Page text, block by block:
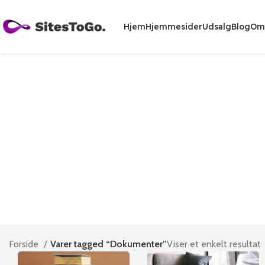
HjemHjemmesiderUdsalgBlogOm
Forside Varer tagged “Dokumenter”Viser et enkelt resultat